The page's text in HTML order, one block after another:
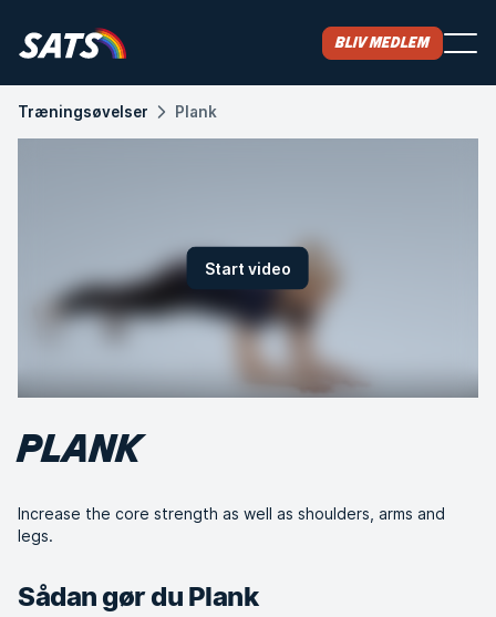
Bliv medlem
Træningsøvelser Plank
Start video
PLANK
Increase the core strength as well as shoulders, arms and
legs.
Sådan gør du Plank